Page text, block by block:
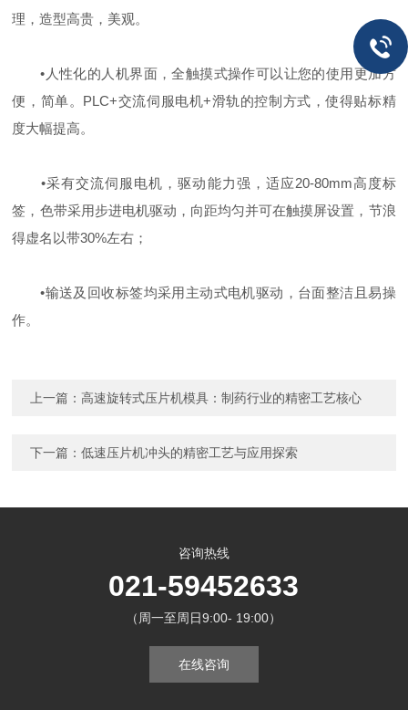
理，造型高贵，美观。
•人性化的人机界面，全触摸式操作可以让您的使用更加方
便，简单。PLC+交流伺服电机+滑轨的控制方式，使得贴标精
度大幅提高。
•采有交流伺服电机，驱动能力强，适应20-80mm高度标
签，色带采用步进电机驱动，向距均匀并可在触摸屏设置，节浪
得虚名以带30%左右；
•输送及回收标签均采用主动式电机驱动，台面整洁且易操
作。
上一篇：高速旋转式压片机模具：制药行业的精密工艺核心
下一篇：低速压片机冲头的精密工艺与应用探索
咨询热线
021-59452633
（周一至周日9:00- 19:00）
在线咨询